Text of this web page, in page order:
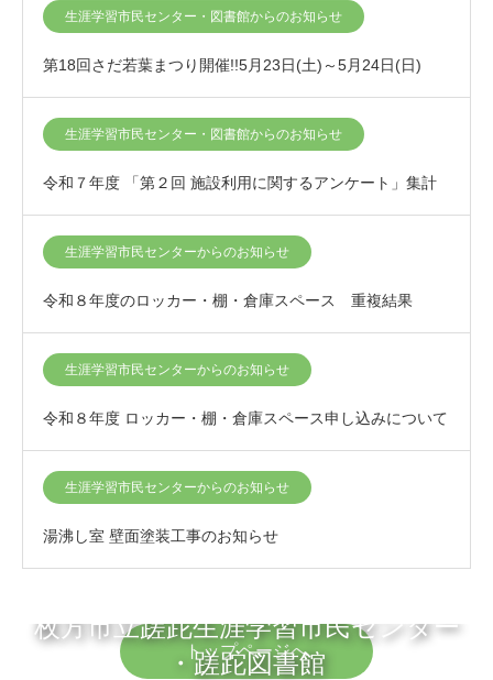
ついて生涯学習市民センター・図書館からのお知らせ
第18回さだ若葉まつり開催!!5月23日(土)～5月24日(日)
生涯学習市民センター・図書館からのお知らせ
令和７年度 「第２回 施設利用に関するアンケート」集計
結果について
生涯学習市民センターからのお知らせ
令和８年度のロッカー・棚・倉庫スペース 重複結果
生涯学習市民センターからのお知らせ
令和８年度 ロッカー・棚・倉庫スペース申し込みについて
生涯学習市民センターからのお知らせ
湯沸し室 壁面塗装工事のお知らせ
トップページへ
枚方市立蹉跎生涯学習市民センター
・蹉跎図書館